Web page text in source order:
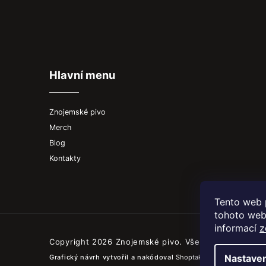
Tento web
tohoto
informací
Hlavní menu
Znojemské pivo
Merch
Blog
Kontakty
Copyright 2026 Znojemské pivo. Všechna práva
Grafický návrh vytvořil a nakódovalShoptak.cz